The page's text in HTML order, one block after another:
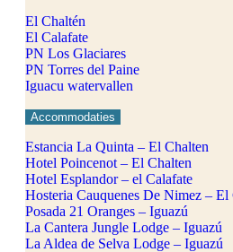
El Chaltén
El Calafate
PN Los Glaciares
PN Torres del Paine
Iguacu watervallen
Accommodaties
Estancia La Quinta – El Chalten
Hotel Poincenot – El Chalten
Hotel Esplandor – el Calafate
Hosteria Cauquenes De Nimez – El
Posada 21 Oranges – Iguazú
La Cantera Jungle Lodge – Iguazú
La Aldea de Selva Lodge – Iguazú